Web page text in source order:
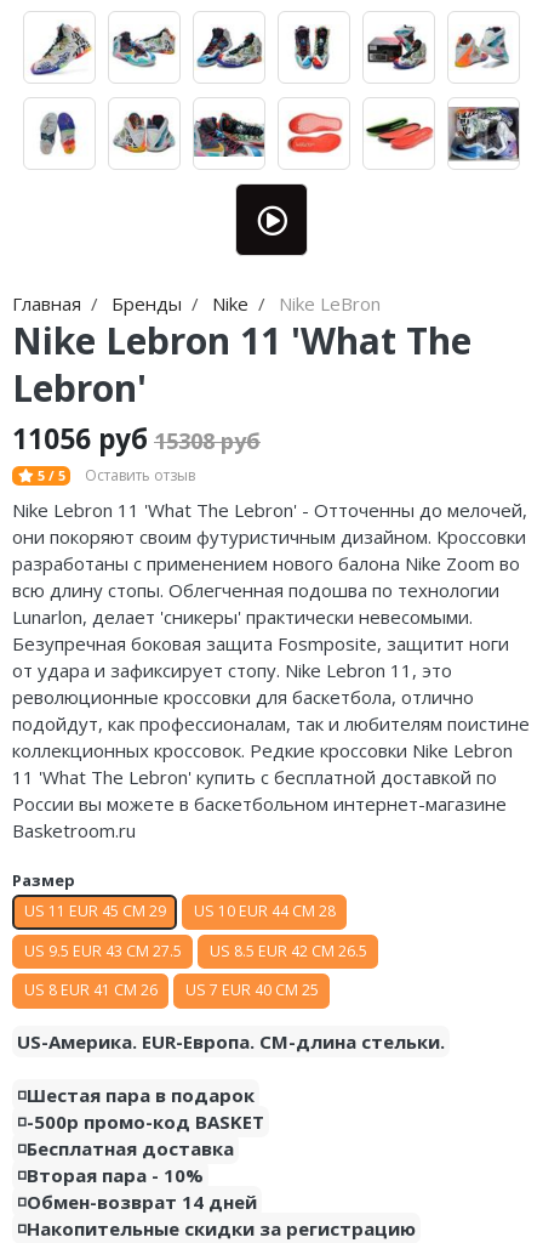
Главная Бренды Nike Nike LeBron
Nike Lebron 11 'What The
Lebron'
11056 руб 15308 руб
5 / 5 Оставить отзыв
Nike Lebron 11 'What The Lebron' - Отточенны до мелочей,
они покоряют своим футуристичным дизайном. Кроссовки
разработаны с применением нового балона Nike Zoom во
всю длину стопы. Облегченная подошва по технологии
Lunarlon, делает 'сникеры' практически невесомыми.
Безупречная боковая защита Fosmposite, защитит ноги
от удара и зафиксирует стопу. Nike Lebron 11, это
революционные кроссовки для баскетбола, отлично
подойдут, как профессионалам, так и любителям поистине
коллекционных кроссовок. Редкие кроссовки Nike Lebron
11 'What The Lebron' купить с бесплатной доставкой по
России вы можете в баскетбольном интернет-магазине
Basketroom.ru
Размер
US 11 EUR 45 CM 29
US 10 EUR 44 CM 28
US 9.5 EUR 43 CM 27.5
US 8.5 EUR 42 CM 26.5
US 8 EUR 41 CM 26
US 7 EUR 40 CM 25
US-Америка. EUR-Европа. CM-длина стельки.
◽️Шестая пара в подарок
◽️-500р промо-код BASKET
◽️Бесплатная доставка
◽️Вторая пара - 10%
◽️Обмен-возврат 14 дней
◽️Накопительные скидки за регистрацию
Jordan Tatum
Air Jordan 312
Air Jordan 40
Air Jordan 37
Air Jordan 3
Air Jordan 4
Air Jordan 5
Air Jordan 6
Air Jordan 7
Air Jordan 10
Air Jordan 11
Air Jordan 12
Air Jordan 13
Air Jordan 14
Air Jordan 15
Air Jordan 23
adidas Samba
adidas Gazelle
adidas Handball
adidas Adizero
adidas AE
Adidas Yeezy Boost 350 V2